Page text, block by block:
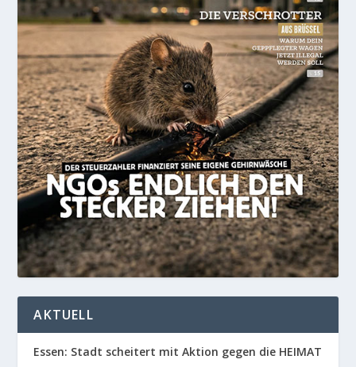
AKTUELL
Essen: Stadt scheitert mit Aktion gegen die HEIMAT